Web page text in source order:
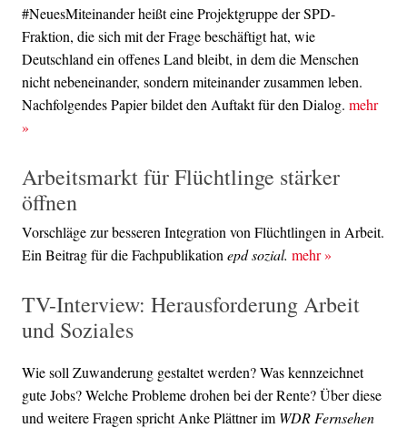
#NeuesMiteinander heißt eine Projektgruppe der SPD-
Fraktion, die sich mit der Frage beschäftigt hat, wie
Deutschland ein offenes Land bleibt, in dem die Menschen
nicht nebeneinander, sondern miteinander zusammen leben.
Nachfolgendes Papier bildet den Auftakt für den Dialog. mehr
»
Arbeitsmarkt für Flüchtlinge stärker
öffnen
Vorschläge zur besseren Integration von Flüchtlingen in Arbeit.
Ein Beitrag für die Fachpublikation epd sozial. mehr»
TV-Interview: Herausforderung Arbeit
und Soziales
Wie soll Zuwanderung gestaltet werden? Was kennzeichnet
gute Jobs? Welche Probleme drohen bei der Rente? Über diese
und weitere Fragen spricht Anke Plättner im WDR Fernsehen